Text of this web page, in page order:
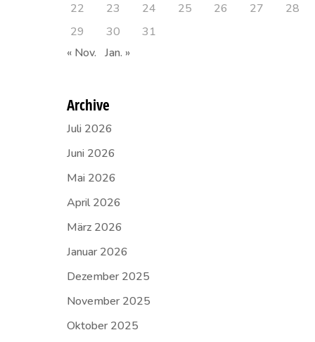
22
23 24 25 26 27
28
29
30
31
« Nov. Jan. »
Archive
Juli 2026
Juni 2026
Mai 2026
April 2026
März 2026
Januar 2026
Dezember 2025
November 2025
Oktober 2025